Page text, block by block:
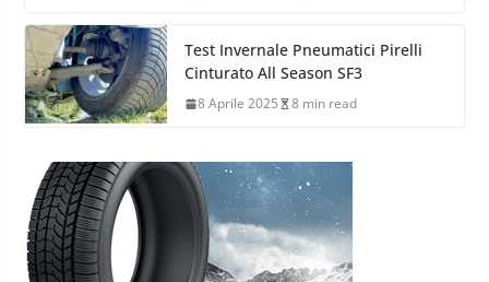
Test Invernale Pneumatici Pirelli
Cinturato All Season SF3
8 Aprile 2025 8 min read